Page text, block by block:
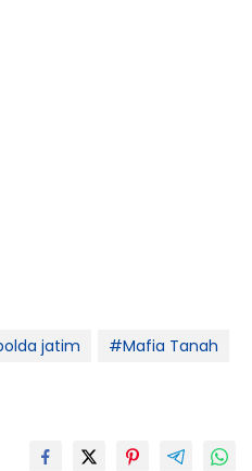
jatim
#Mafia Tanah